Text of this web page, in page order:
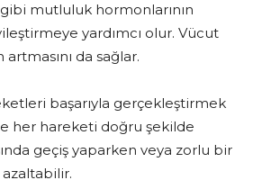
mutluluk hormonlarının
yardımcı olur. Vücut
da sağlar.
başarıyla gerçekleştirmek
her hareketi doğru şekilde
geçiş yaparken veya zorlu bir